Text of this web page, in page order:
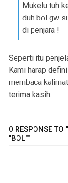
Mukelu tuh
duh bol gw
di penjara !
Seperti itu
Kami harap
membaca
terima kasih.
0 RESPONSE TO
"BOL""